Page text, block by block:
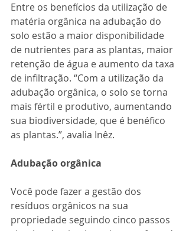
Entre os benefícios da utilização de
matéria orgânica na adubação do
solo estão a maior disponibilidade
de nutrientes para as plantas, maior
retenção de água e aumento da taxa
de infiltração. “Com a utilização da
adubação orgânica, o solo se torna
mais fértil e produtivo, aumentando
sua biodiversidade, que é benéfico
as plantas.”, avalia Inêz.
Adubação orgânica
Você pode fazer a gestão dos
resíduos orgânicos na sua
propriedade seguindo cinco passos